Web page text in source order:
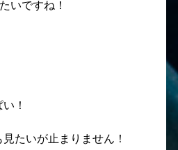
いですね！
！
たいが止まりません！